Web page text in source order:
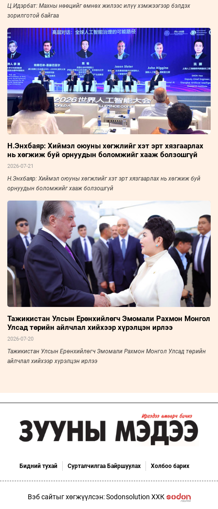
Ц.Идэрбат: Махны нөөцийг өмнөх жилээс илүү хэмжээгээр бэлдэх
зорилготой байгаа
Н.Энхбаяр: Хиймэл оюуны хөгжлийг хэт эрт хязгаарлах
нь хөгжиж буй орнуудын боломжийг хааж болзошгүй
2026-07-21
Н.Энхбаяр: Хиймэл оюуны хөгжлийг хэт эрт хязгаарлах нь хөгжиж буй
орнуудын боломжийг хааж болзошгүй
Тажикистан Улсын Ерөнхийлөгч Эмомали Рахмон Монгол
Улсад төрийн айлчлал хийхээр хүрэлцэн ирлээ
2026-07-20
Тажикистан Улсын Ерөнхийлөгч Эмомали Рахмон Монгол Улсад төрийн
айлчлал хийхээр хүрэлцэн ирлээ
Бидний тухай Сурталчилгаа Байршуулах Холбоо барих
Вэб сайтыг хөгжүүлсэн: Sodonsolution ХХК